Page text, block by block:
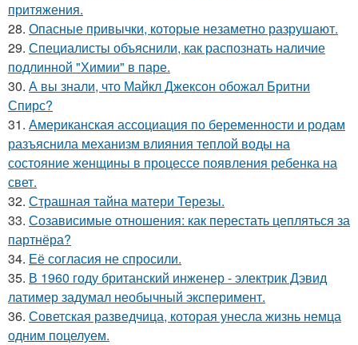
притяжения.
28. Опасные привычки, которые незаметно разрушают.
29. Специалисты объяснили, как распознать наличие
подлинной "Химии" в паре.
30. А вы знали, что Майкл Джексон обожал Бритни
Спирс?
31. Американская ассоциация по беременности и родам
разъяснила механизм влияния теплой воды на
состояние женщины в процессе появления ребенка на
свет.
32. Страшная тайна матери Терезы.
33. Созависимые отношения: как перестать цепляться за
партнёра?
34. Её согласия не спросили.
35. В 1960 году британский инженер - электрик Дэвид
латимер задумал необычный эксперимент.
36. Советская разведчица, которая унесла жизнь немца
одним поцелуем.